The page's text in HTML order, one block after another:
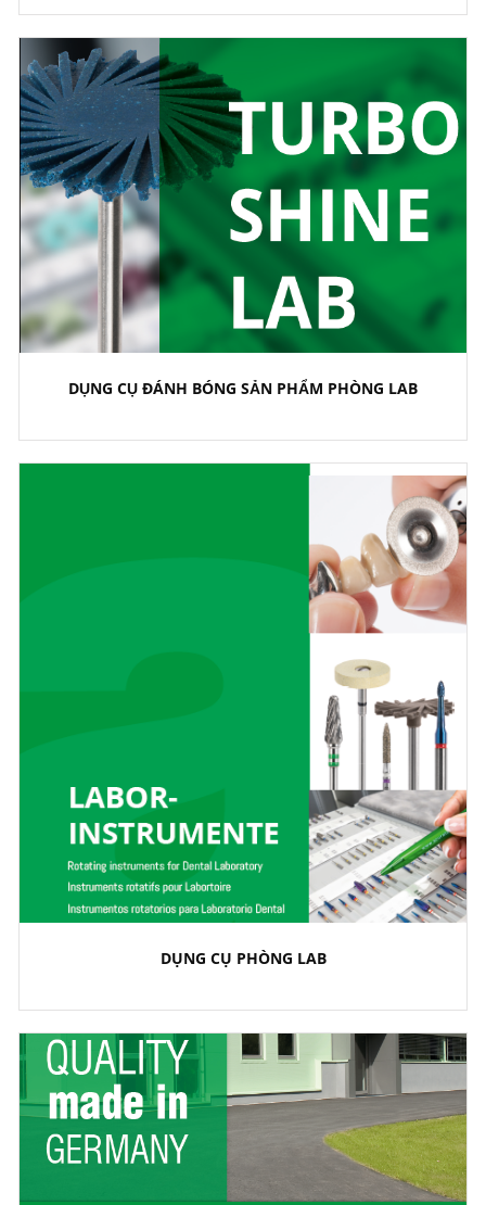
DỤNG CỤ ĐÁNH BÓNG SẢN PHẨM PHÒNG LAB
DỤNG CỤ PHÒNG LAB